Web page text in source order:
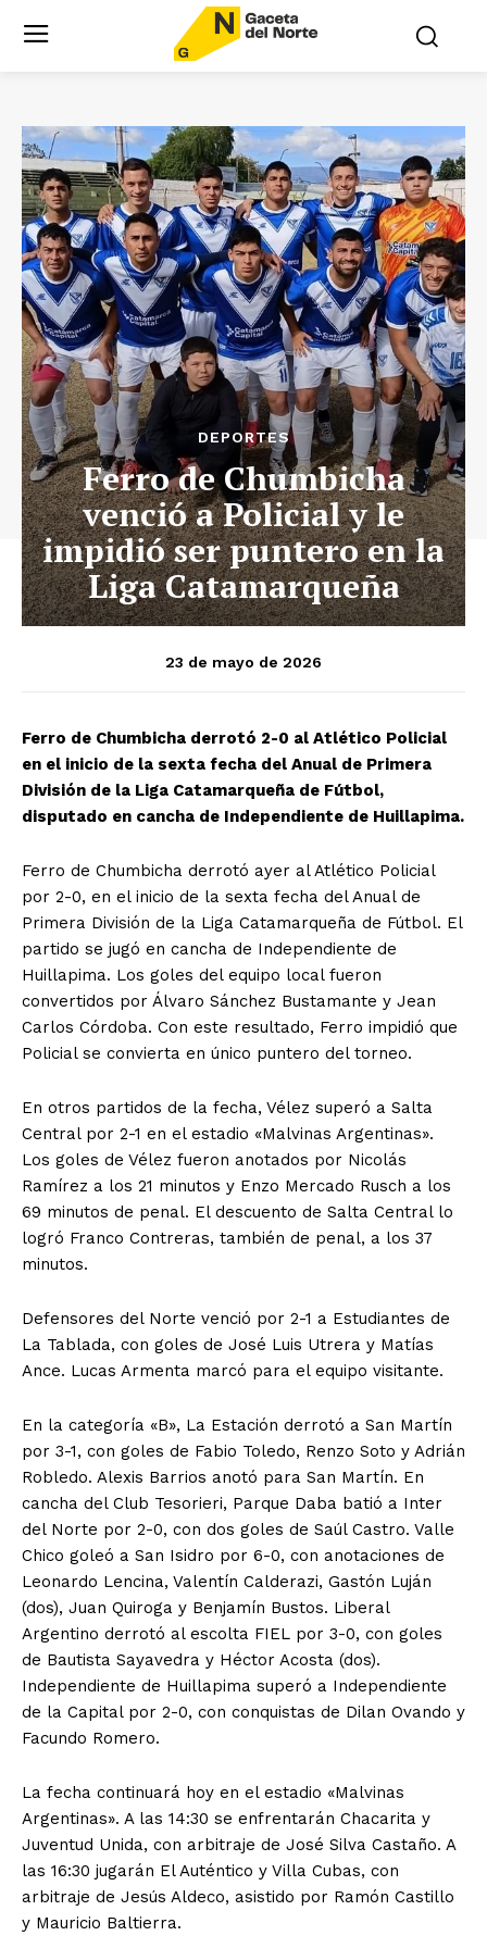
DEPORTES
Ferro de Chumbicha
venció a Policial y le
impidió ser puntero en la
Liga Catamarqueña
23 de mayo de 2026
Ferro de Chumbicha derrotó 2-0 al Atlético Policial
en el inicio de la sexta fecha del Anual de Primera
División de la Liga Catamarqueña de Fútbol,
disputado en cancha de Independiente de Huillapima.
Ferro de Chumbicha derrotó ayer al Atlético Policial
por 2-0, en el inicio de la sexta fecha del Anual de
Primera División de la Liga Catamarqueña de Fútbol. El
partido se jugó en cancha de Independiente de
Huillapima. Los goles del equipo local fueron
convertidos por Álvaro Sánchez Bustamante y Jean
Carlos Córdoba. Con este resultado, Ferro impidió que
Policial se convierta en único puntero del torneo.
En otros partidos de la fecha, Vélez superó a Salta
Central por 2-1 en el estadio «Malvinas Argentinas».
Los goles de Vélez fueron anotados por Nicolás
Ramírez a los 21 minutos y Enzo Mercado Rusch a los
69 minutos de penal. El descuento de Salta Central lo
logró Franco Contreras, también de penal, a los 37
minutos.
Defensores del Norte venció por 2-1 a Estudiantes de
La Tablada, con goles de José Luis Utrera y Matías
Ance. Lucas Armenta marcó para el equipo visitante.
En la categoría «B», La Estación derrotó a San Martín
por 3-1, con goles de Fabio Toledo, Renzo Soto y Adrián
Robledo. Alexis Barrios anotó para San Martín. En
cancha del Club Tesorieri, Parque Daba batió a Inter
del Norte por 2-0, con dos goles de Saúl Castro. Valle
Chico goleó a San Isidro por 6-0, con anotaciones de
Leonardo Lencina, Valentín Calderazi, Gastón Luján
(dos), Juan Quiroga y Benjamín Bustos. Liberal
Argentino derrotó al escolta FIEL por 3-0, con goles
de Bautista Sayavedra y Héctor Acosta (dos).
Independiente de Huillapima superó a Independiente
de la Capital por 2-0, con conquistas de Dilan Ovando y
Facundo Romero.
La fecha continuará hoy en el estadio «Malvinas
Argentinas». A las 14:30 se enfrentarán Chacarita y
Juventud Unida, con arbitraje de José Silva Castaño. A
las 16:30 jugarán El Auténtico y Villa Cubas, con
arbitraje de Jesús Aldeco, asistido por Ramón Castillo
y Mauricio Baltierra.